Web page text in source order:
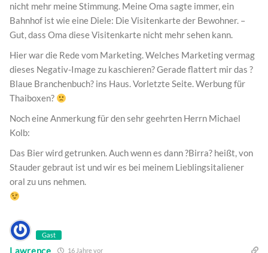
nicht mehr meine Stimmung. Meine Oma sagte immer, ein
Bahnhof ist wie eine Diele: Die Visitenkarte der Bewohner. –
Gut, dass Oma diese Visitenkarte nicht mehr sehen kann.
Hier war die Rede vom Marketing. Welches Marketing vermag
dieses Negativ-Image zu kaschieren? Gerade flattert mir das ?
Blaue Branchenbuch? ins Haus. Vorletzte Seite. Werbung für
Thaiboxen?
Noch eine Anmerkung für den sehr geehrten Herrn Michael
Kolb:
Das Bier wird getrunken. Auch wenn es dann ?Birra? heißt, von
Stauder gebraut ist und wir es bei meinem Lieblingsitaliener
oral zu uns nehmen.
Gast
Lawrence 16 Jahre vor